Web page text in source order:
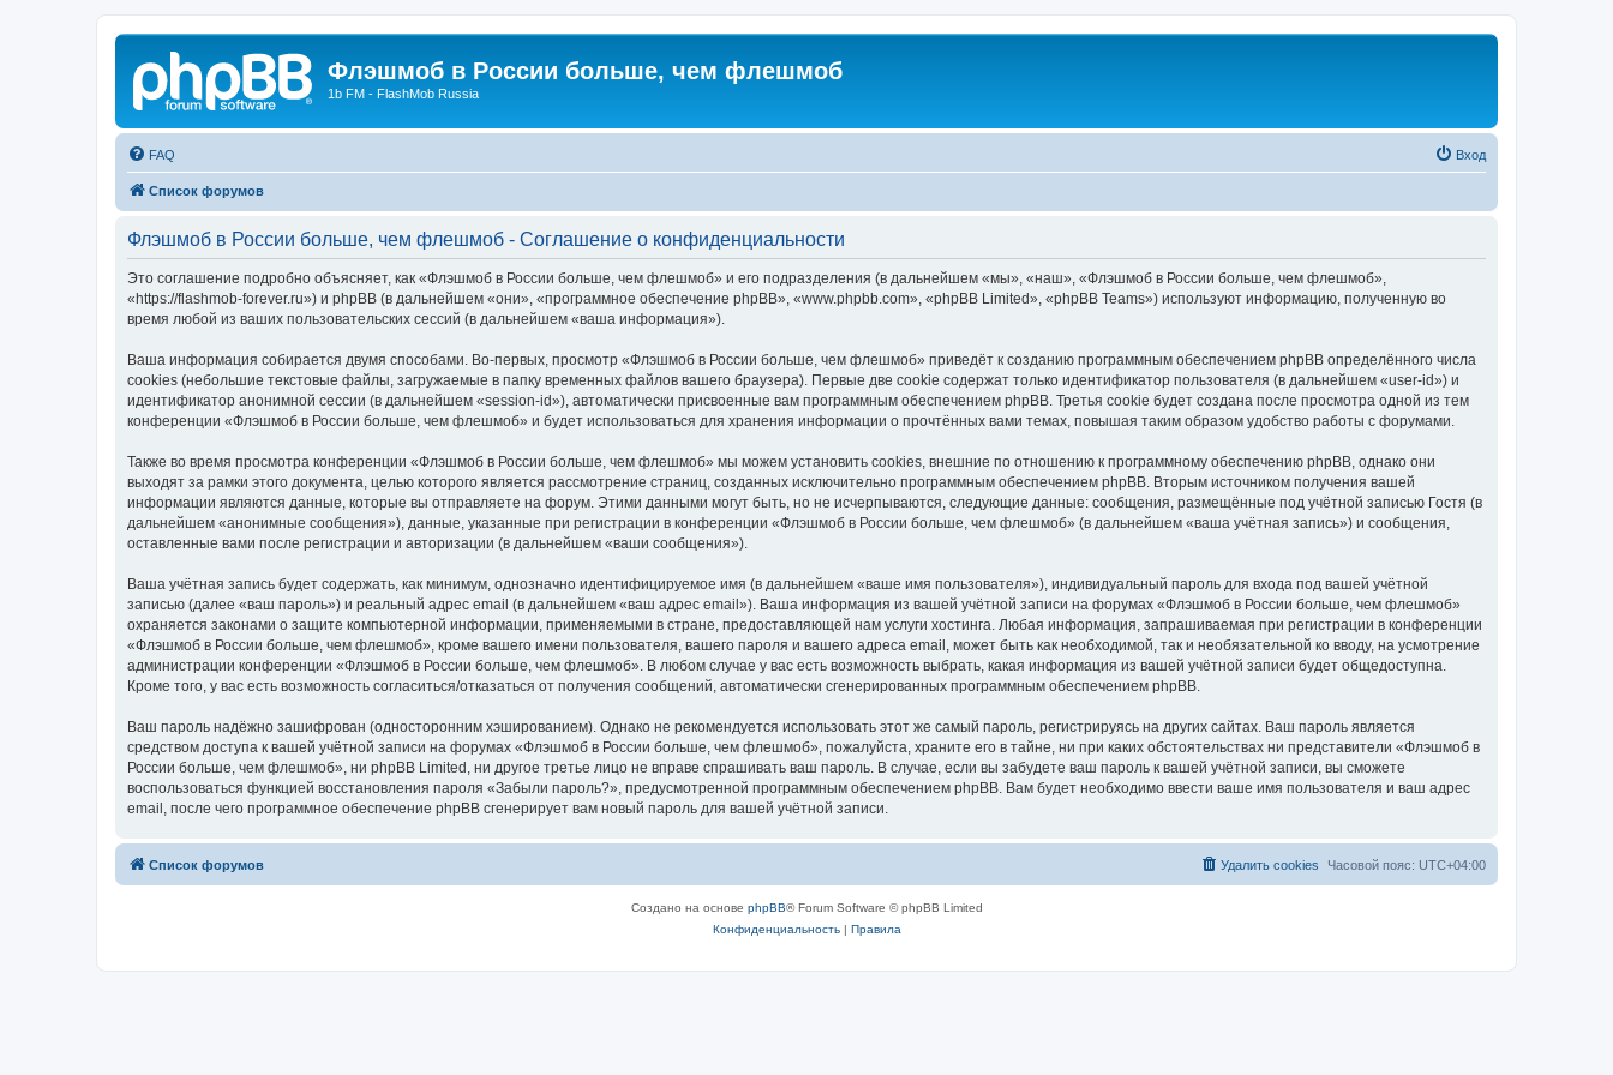
Флэшмоб в России больше, чем флешмоб
1b FM - FlashMob Russia
FAQ Вход
Список форумов
Флэшмоб в России больше, чем флешмоб - Соглашение о конфиденциальности
Это соглашение подробно объясняет, как «Флэшмоб в России больше, чем флешмоб» и его подразделения (в дальнейшем «мы», «наш», «Флэшмоб в России больше, чем флешмоб»,
«https://flashmob-forever.ru») и phpBB (в дальнейшем «они», «программное обеспечение phpBB», «www.phpbb.com», «phpBB Limited», «phpBB Teams») используют информацию, полученную во
время любой из ваших пользовательских сессий (в дальнейшем «ваша информация»).
Ваша информация собирается двумя способами. Во-первых, просмотр «Флэшмоб в России больше, чем флешмоб» приведёт к созданию программным обеспечением phpBB определённого числа
cookies (небольшие текстовые файлы, загружаемые в папку временных файлов вашего браузера). Первые две cookie содержат только идентификатор пользователя (в дальнейшем «user-id») и
идентификатор анонимной сессии (в дальнейшем «session-id»), автоматически присвоенные вам программным обеспечением phpBB. Третья cookie будет создана после просмотра одной из тем
конференции «Флэшмоб в России больше, чем флешмоб» и будет использоваться для хранения информации о прочтённых вами темах, повышая таким образом удобство работы с форумами.
Также во время просмотра конференции «Флэшмоб в России больше, чем флешмоб» мы можем установить cookies, внешние по отношению к программному обеспечению phpBB, однако они
выходят за рамки этого документа, целью которого является рассмотрение страниц, созданных исключительно программным обеспечением phpBB. Вторым источником получения вашей
информации являются данные, которые вы отправляете на форум. Этими данными могут быть, но не исчерпываются, следующие данные: сообщения, размещённые под учётной записью Гостя (в
дальнейшем «анонимные сообщения»), данные, указанные при регистрации в конференции «Флэшмоб в России больше, чем флешмоб» (в дальнейшем «ваша учётная запись») и сообщения,
оставленные вами после регистрации и авторизации (в дальнейшем «ваши сообщения»).
Ваша учётная запись будет содержать, как минимум, однозначно идентифицируемое имя (в дальнейшем «ваше имя пользователя»), индивидуальный пароль для входа под вашей учётной
записью (далее «ваш пароль») и реальный адрес email (в дальнейшем «ваш адрес email»). Ваша информация из вашей учётной записи на форумах «Флэшмоб в России больше, чем флешмоб»
охраняется законами о защите компьютерной информации, применяемыми в стране, предоставляющей нам услуги хостинга. Любая информация, запрашиваемая при регистрации в конференции
«Флэшмоб в России больше, чем флешмоб», кроме вашего имени пользователя, вашего пароля и вашего адреса email, может быть как необходимой, так и необязательной ко вводу, на усмотрение
администрации конференции «Флэшмоб в России больше, чем флешмоб». В любом случае у вас есть возможность выбрать, какая информация из вашей учётной записи будет общедоступна.
Кроме того, у вас есть возможность согласиться/отказаться от получения сообщений, автоматически сгенерированных программным обеспечением phpBB.
Ваш пароль надёжно зашифрован (односторонним хэшированием). Однако не рекомендуется использовать этот же самый пароль, регистрируясь на других сайтах. Ваш пароль является
средством доступа к вашей учётной записи на форумах «Флэшмоб в России больше, чем флешмоб», пожалуйста, храните его в тайне, ни при каких обстоятельствах ни представители «Флэшмоб в
России больше, чем флешмоб», ни phpBB Limited, ни другое третье лицо не вправе спрашивать ваш пароль. В случае, если вы забудете ваш пароль к вашей учётной записи, вы сможете
воспользоваться функцией восстановления пароля «Забыли пароль?», предусмотренной программным обеспечением phpBB. Вам будет необходимо ввести ваше имя пользователя и ваш адрес
email, после чего программное обеспечение phpBB сгенерирует вам новый пароль для вашей учётной записи.
Список форумов Часовой пояс: UTC+04:00
Удалить cookies
Создано на основе phpBB® Forum Software © phpBB Limited
Конфиденциальность| Правила